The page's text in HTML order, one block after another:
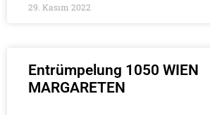
29. Kasım 2022
Entrümpelung 1050 WIEN
MARGARETEN